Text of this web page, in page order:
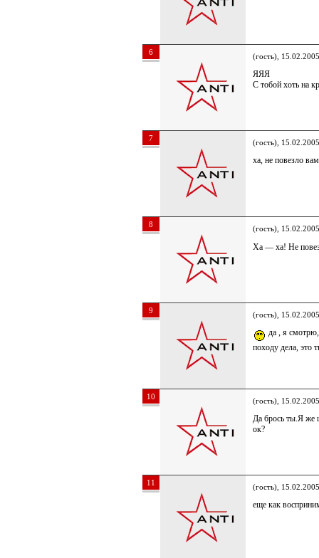
6 (гость),
ЯЯЯ
С тобой хоть на
7 (гость),
ха, не повезло
8 (гость),
Ха — ха! Не
9 (гость),
да , я
походу дела, это
10 (гость),
Да брось ты.Я же
ок?
11 (гость),
еще как